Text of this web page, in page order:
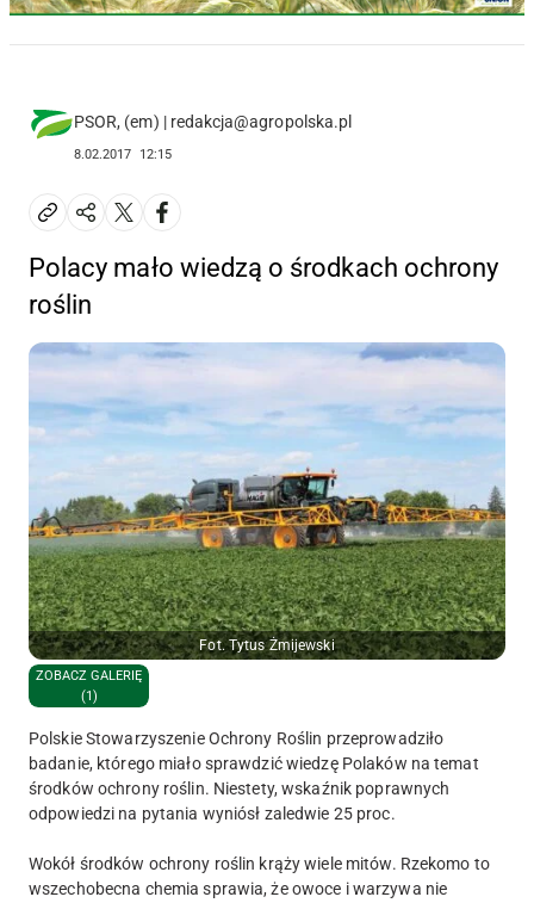
PSOR, (em) | redakcja@agropolska.pl
8.02.2017 12:15
Polacy mało wiedzą o środkach ochrony
roślin
Fot. Tytus Żmijewski
ZOBACZ GALERIĘ
(1)
Polskie Stowarzyszenie Ochrony Roślin przeprowadziło
badanie, którego miało sprawdzić wiedzę Polaków na temat
środków ochrony roślin. Niestety, wskaźnik poprawnych
odpowiedzi na pytania wyniósł zaledwie 25 proc.
Wokół środków ochrony roślin krąży wiele mitów. Rzekomo to
wszechobecna chemia sprawia, że owoce i warzywa nie